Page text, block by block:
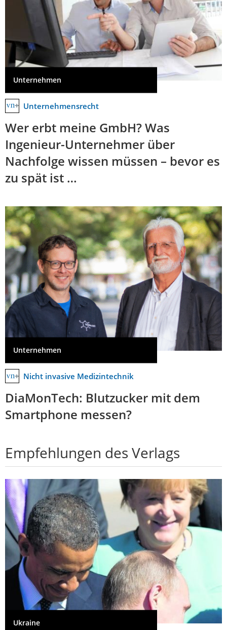
Unternehmen
Unternehmensrecht
Wer erbt meine GmbH? Was
Ingenieur-Unternehmer über
Nachfolge wissen müssen – bevor es
zu spät ist …
Unternehmen
Nicht invasive Medizintechnik
DiaMonTech: Blutzucker mit dem
Smartphone messen?
Empfehlungen des Verlags
Ukraine